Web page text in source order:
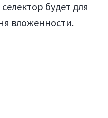
будет для
вложенности.